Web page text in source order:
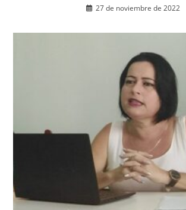
27 de noviembre de 2022